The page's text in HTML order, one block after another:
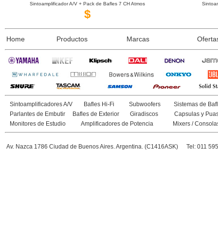
Sintoamplificador A/V + Pack de Bafles 7 CH Atmos
$
Home Productos Marcas
Sintoamplificadores A/V Bafles Hi-Fi Subwoofers
Sistemas de
Parlantes de Embutir
Bafles de Exterior Giradiscos
Capsulas y
Monitores de Estudio
Amplificadores de Potencia Mixers /
Av. Nazca 1786 Ciudad de Buenos Aires. Argentina. (C1416ASK) Tel: 011